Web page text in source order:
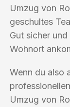
Umzug von
geschultes
Gut sicher
Wohnort
Wenn du also
Umzug von